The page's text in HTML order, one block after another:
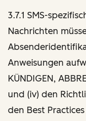
3.7.1 SMS-
Nachrichten
Anweisungen
KÜNDIGEN,
und (iv) den
den Best